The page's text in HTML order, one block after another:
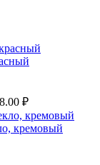
₽
кремовый